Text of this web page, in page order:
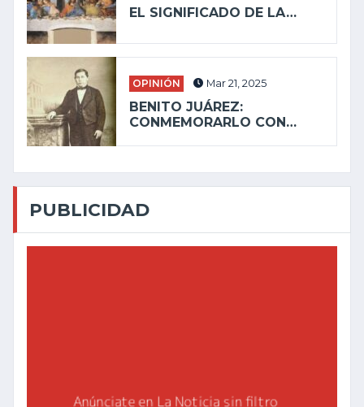
EL SIGNIFICADO DE LA…
OPINIÓN Mar 21, 2025
BENITO JUÁREZ:
CONMEMORARLO CON…
PUBLICIDAD